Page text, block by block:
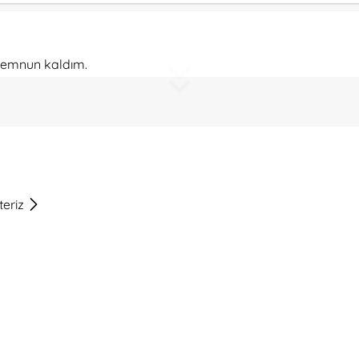
kaldım.
bir buket ve gulen suratli balon tam istedigim gibiydi. Cok
Her zaman olduğu gibi çok beğenildi.. Teşekkürler.